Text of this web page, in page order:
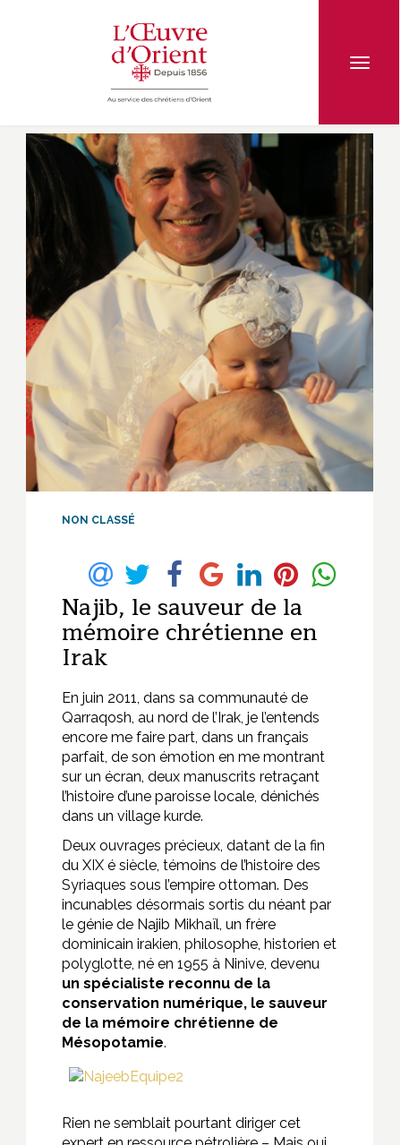
NON CLASSÉ
Najib, le sauveur de la
mémoire chrétienne en
Irak
En juin 2011, dans sa communauté de
Qarraqosh, au nord de l’Irak, je l’entends
encore me faire part, dans un français
parfait, de son émotion en me montrant
sur un écran, deux manuscrits retraçant
l’histoire d’une paroisse locale, dénichés
dans un village kurde.
Deux ouvrages précieux, datant de la fin
du XIX é siècle, témoins de l’histoire des
Syriaques sous l’empire ottoman. Des
incunables désormais sortis du néant par
le génie de Najib Mikhaïl, un frère
dominicain irakien, philosophe, historien et
polyglotte, né en 1955 à Ninive, devenu
un spécialiste reconnu de la
conservation numérique, le sauveur
de la mémoire chrétienne de
Mésopotamie.
Rien ne semblait pourtant diriger cet